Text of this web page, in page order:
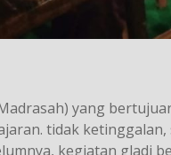
yang
tidak
kegiatan gladi